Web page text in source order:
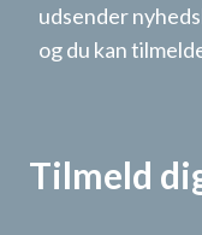
udsender
og du kan
Tilmeld